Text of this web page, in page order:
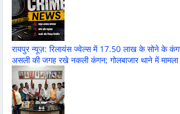
रायपुर न्यूज़: रिलायंस ज्वेल्स में 17.50 लाख के सोने के कंगन
असली की जगह रखे नकली कंगन; गोलबाजार थाने में मामला